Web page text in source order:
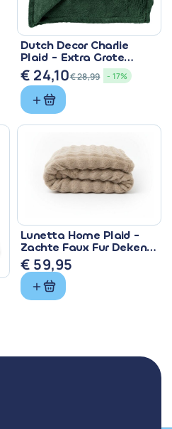
Dutch Decor Charlie
Plaid - Extra Grote
Fleece Deken Groen
€28,99
Oorspronkelijke
prijs
was:
€ 24,10
Huidige
prijs
is:
- 17%
Lunetta Home Plaid -
Zachte Faux Fur Deken
150x200 cm
€ 59,95